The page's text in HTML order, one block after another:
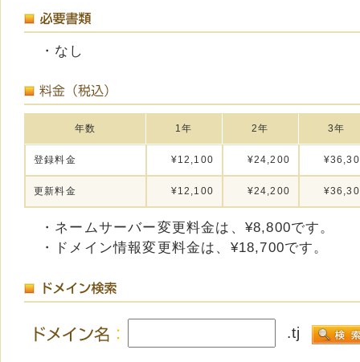
・なし
年数 1年 2年 3年
登録料金 ¥12,100 ¥24,200
更新料金 ¥12,100 ¥24,200
・ネームサーバー変更料金は、¥8,800です。
・ドメイン情報変更料金は、¥18,700です。
.tj